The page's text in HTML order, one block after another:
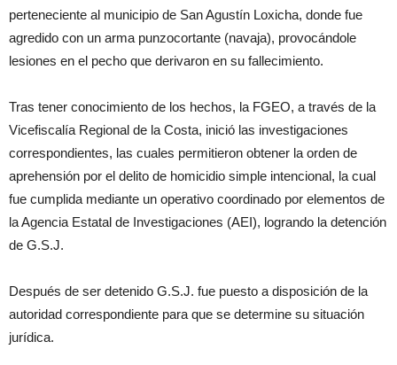
perteneciente al municipio de San Agustín Loxicha, donde fue
agredido con un arma punzocortante (navaja), provocándole
lesiones en el pecho que derivaron en su fallecimiento.
Tras tener conocimiento de los hechos, la FGEO, a través de la
Vicefiscalía Regional de la Costa, inició las investigaciones
correspondientes, las cuales permitieron obtener la orden de
aprehensión por el delito de homicidio simple intencional, la cual
fue cumplida mediante un operativo coordinado por elementos de
la Agencia Estatal de Investigaciones (AEI), logrando la detención
de G.S.J.
Después de ser detenido G.S.J. fue puesto a disposición de la
autoridad correspondiente para que se determine su situación
jurídica.